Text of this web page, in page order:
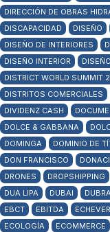
DIRECCIÓN DE OBRAS
DISCAPACIDAD
DISEÑO
DISEÑO DE INTERIORES
DISEÑO INTERIOR
DISTRICT WORLD SUMMIT
DISTRITOS COMERCIALES
DIVIDENZ CASH
DOLCE & GABBANA
DOMINGA
DOMINIO DE
DON FRANCISCO
DRONES
DROPSHIPPING
DUA LIPA
DUBAI
EBCT
EBITDA
ECOLOGÍA
ECOMMERCE